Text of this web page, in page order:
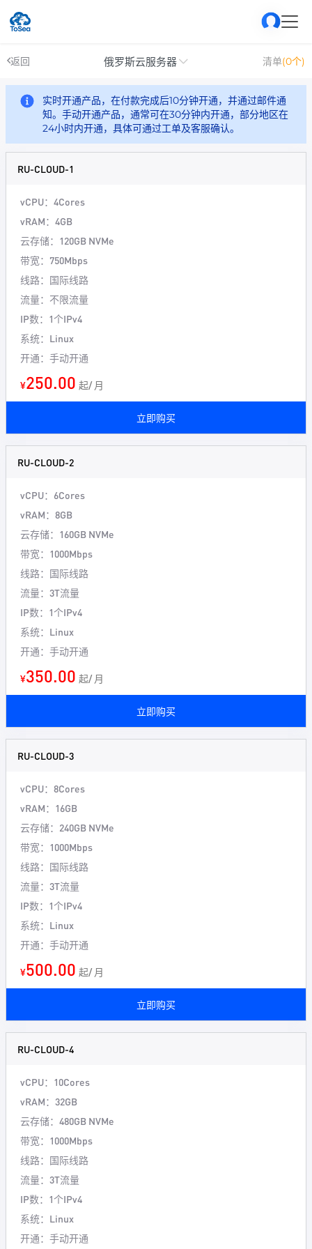
返回 俄罗斯云服务器 清单(0个)
实时开通产品，在付款完成后10分钟开通，并通过邮件通
知。手动开通产品，通常可在30分钟内开通，部分地区在
24小时内开通，具体可通过工单及客服确认。
RU-CLOUD-1
vCPU：4Cores
vRAM：4GB
云存储：120GB NVMe
带宽：750Mbps
线路：国际线路
流量：不限流量
IP数：1个IPv4
系统：Linux
开通：手动开通
¥250.00 起/ 月
立即购买
RU-CLOUD-2
vCPU：6Cores
vRAM：8GB
云存储：160GB NVMe
带宽：1000Mbps
线路：国际线路
流量：3T流量
IP数：1个IPv4
系统：Linux
开通：手动开通
¥350.00 起/ 月
立即购买
RU-CLOUD-3
vCPU：8Cores
vRAM：16GB
云存储：240GB NVMe
带宽：1000Mbps
线路：国际线路
流量：3T流量
IP数：1个IPv4
系统：Linux
开通：手动开通
¥500.00 起/ 月
立即购买
RU-CLOUD-4
vCPU：10Cores
vRAM：32GB
云存储：480GB NVMe
带宽：1000Mbps
线路：国际线路
流量：3T流量
IP数：1个IPv4
系统：Linux
开通：手动开通